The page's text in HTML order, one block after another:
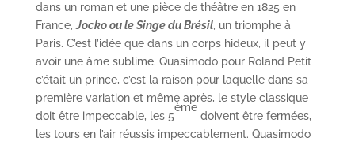
dans un roman et une pièce de théâtre en 1825 en
France,Jocko ou le Singe du Brésil, un triomphe à
Paris. C’est l’idée que dans un corps hideux, il peut y
avoir une âme sublime. Quasimodo pour Roland Petit
c’était un prince, c’est la raison pour laquelle dans sa
première variation et même après, le style classique
doit être impeccable, les 5
ème
doivent être fermées,
les tours en l’air réussis impeccablement. Quasimodo